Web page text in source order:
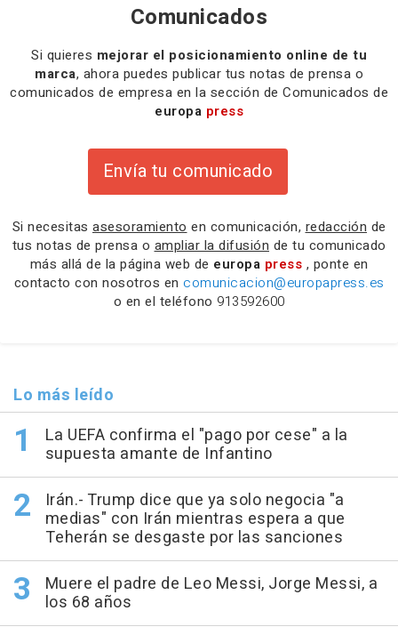
Comunicados
Si quieres mejorar el posicionamiento online de tu
marca, ahora puedes publicar tus notas de prensa o
comunicados de empresa en la sección de Comunicados de
europa press
Envía tu comunicado
Si necesitas asesoramiento en comunicación, redacción de
tus notas de prensa o ampliar la difusión de tu comunicado
más allá de la página web de europa press , ponte en
contacto con nosotros en comunicacion@europapress.es
o en el teléfono 913592600
Lo más leído
La UEFA confirma el "pago por cese" a la
supuesta amante de Infantino
Irán.- Trump dice que ya solo negocia "a
medias" con Irán mientras espera a que
Teherán se desgaste por las sanciones
Muere el padre de Leo Messi, Jorge Messi, a
los 68 años